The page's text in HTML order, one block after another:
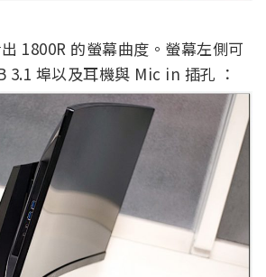
1800R 的螢幕曲度。螢幕左側可
3.1 埠以及耳機與 Mic in 插孔 ：